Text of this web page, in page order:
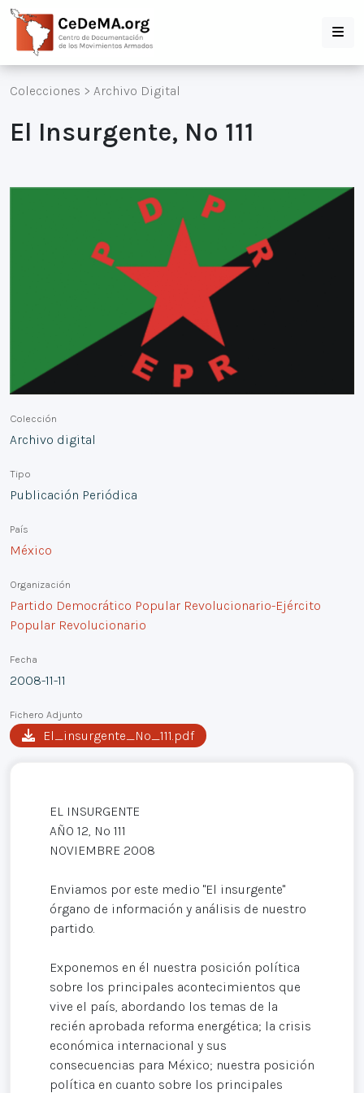
Colecciones > Archivo Digital
El Insurgente, Nº 111
Colección
Archivo digital
Tipo
Publicación Periódica
País
México
Organización
Partido Democrático Popular Revolucionario-Ejército
Popular Revolucionario
Fecha
2008-11-11
Fichero Adjunto
El_insurgente_Nº_111.pdf
EL INSURGENTE
AÑO 12, Nº 111
NOVIEMBRE 2008
Enviamos por este medio "El insurgente"
órgano de información y análisis de nuestro
partido.
Exponemos en él nuestra posición política
sobre los principales acontecimientos que
vive el país, abordando los temas de la
recién aprobada reforma energética; la crisis
económica internacional y sus
consecuencias para México; nuestra posición
política en cuanto sobre los principales